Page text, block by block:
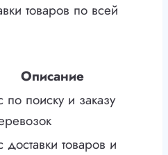
товаров по всей
Описание
по поиску и заказу
товаров и